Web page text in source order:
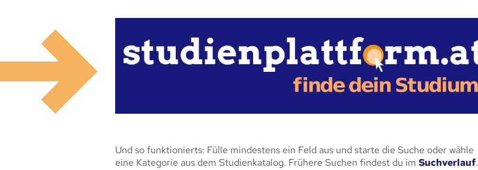
Und so funktionierts: Fülle mindestens ein Feld aus und starte die Suche oder wähle
eine Kategorie aus dem Studienkatalog. Frühere Suchen findest du im Suchverlauf.